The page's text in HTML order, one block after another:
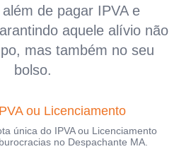
de pagar IPVA e
aquele alívio não
mas também no seu
bolso.
ou Licenciamento
única do IPVA ou Licenciamento
no Despachante MA.